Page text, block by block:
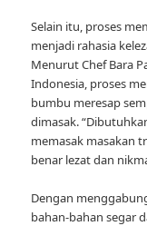
Selain itu, proses
menjadi rahasia
Menurut Chef Bara
Indonesia, proses
bumbu meresap
dimasak.
memasak masakan
benar lezat dan
Dengan
bahan-bahan segar